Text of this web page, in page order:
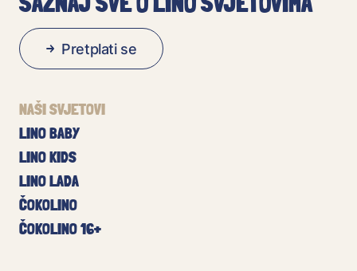
Pretplati se
NAŠI SVJETOVI
LINO BABY
LINO KIDS
LINO LADA
ČOKOLINO
ČOKOLINO 16+